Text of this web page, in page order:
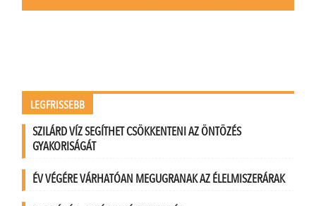
LEGFRISSEBB
SZILÁRD VÍZ SEGÍTHET CSÖKKENTENI AZ ÖNTÖZÉS
GYAKORISÁGÁT
ÉV VÉGÉRE VÁRHATÓAN MEGUGRANAK AZ ÉLELMISZERÁRAK